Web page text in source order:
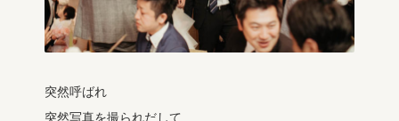
突然呼ばれ
突然写真を撮られだして